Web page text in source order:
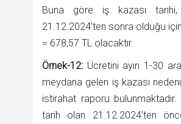
Buna göre iş kazası
21.12.2024’ten sonra olduğu
= 678,57 TL olacaktır.
Örnek-12: Ücretini ayın 1-30
meydana gelen iş kazası
istirahat raporu
tarih olan 21.12.2024’ten